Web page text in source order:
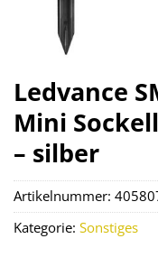
Ledvance
Mini
– silber
Artikelnummer:
Kategorie: Sonstiges